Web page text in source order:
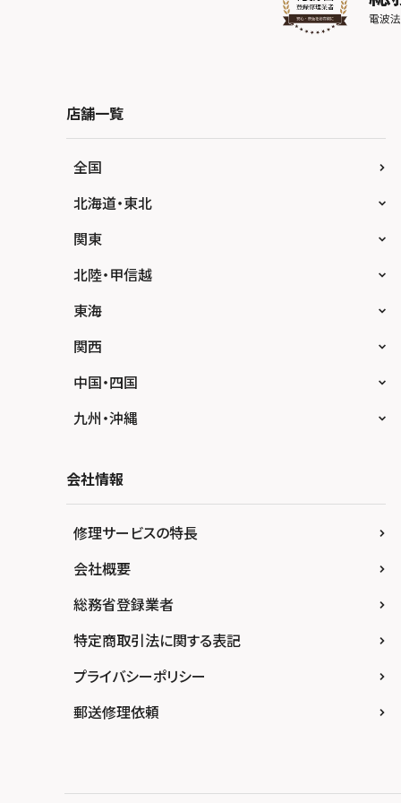
店舗一覧
全国
北海道・東北
スマホスピタル大丸札幌
関東
スマホスピタル宇都宮
スマホスピタル 高崎
スマホスピタル鴻巣
スマホスピタル テルル三芳
スマホスピタル 熊谷
スマホスピタル埼玉大宮
スマホスピタル テルル蒲生
スマホスピタル テルル新越谷
スマホスピタル テルル草加花栗
スマホスピタル テルル東川口
スマホスピタル船橋FACE
スマホスピタル柏
スマホスピタル 佐倉
北陸・甲信越
スマホスピタルアル・プラザ小松
スマホスピタル 北陸総合修理センター
スマホスピタル 長野
東海
スマホスピタル岐阜
スマホスピタル 浜松
スマホスピタル静岡パルコ
スマホスピタル名古屋駅前
スマホスピタル 西枇杷島
スマホスピタル 尾張旭
スマホスピタル ゲオデジタルベース名古屋焼
山
スマホスピタル知多
関西
スマホスピタル 大阪梅田
スマホスピタル by デジホ 梅田地下（うめち
スマホスピタル京橋
スマホスピタル by デジホ天王寺ミオ
スマホスピタル難波
スマホスピタル高槻
スマホスピタルイオンタウン茨木太田
スマホスピタル江坂
スマホスピタルくずはモール
スマホスピタルビオルネ枚方
中国・四国
スマホスピタル 松江
スマホスピタル高松
九州・沖縄
もち
スマホスピタル 香椎九産大前
スマホスピタル福岡天神
スマホスピタル熊本下通
スマホスピタル GODOモバイル大分府内町
スマホスピタル沖縄美里
会社情報
修理サービスの特長
会社概要
総務省登録業者
特定商取引法に関する表記
プライバシーポリシー
郵送修理依頼